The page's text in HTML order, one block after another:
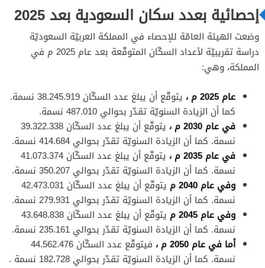
إحصائية بعدد سكان السعودية بعد 2025
وضعت الهيئة العامّة للإحصاء في المملكة العربيّة السعوديّة
دراسة تقريبيّة لأعداد السكّان المتوقّعة بعد عام 2025 م في
المملكة، وهي:
عام 2025 م ،
يتوقّع أن يبلغ عدد السكّان 38.245.919 نسمة.
كما أن الزيادة السنويّة تقدّر بحوالي 487.010 نسمة.
في عام 2030 م ،
يتوقّع أن يبلغ عدد السكّان 39.322.338
نسمة. كما أن الزيادة السنويّة تقدّر بحوالي 414.684 نسمة.
في عام 2035 م ،
يتوقّع أن يبلغ عدد السكّان 41.073.374
نسمة. كما أن الزيادة السنويّة تقدّر بحوالي 350.207 نسمة.
وفي عام 2040 م
يتوقّع أن يبلغ عدد السكّان 42.473.031
نسمة. كما أن الزيادة السنويّة تقدّر بحوالي 279.931 نسمة.
وفي عام 2045 م
يتوقّع أن يبلغ عدد السكّان 43.648.838
نسمة. كما أن الزيادة السنويّة تقدّر بحوالي 235.161 نسمة.
أما في عام 2050 م ،
فيتوقّع عدد السكّان 44.562.476
نسمة. كما أن الزيادة السنويّة تقدّر بحوالي 182.728 نسمة .